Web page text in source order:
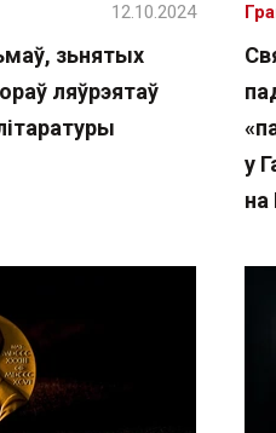
зьнятых
ляўрэятаў
12.10.2024
у
на